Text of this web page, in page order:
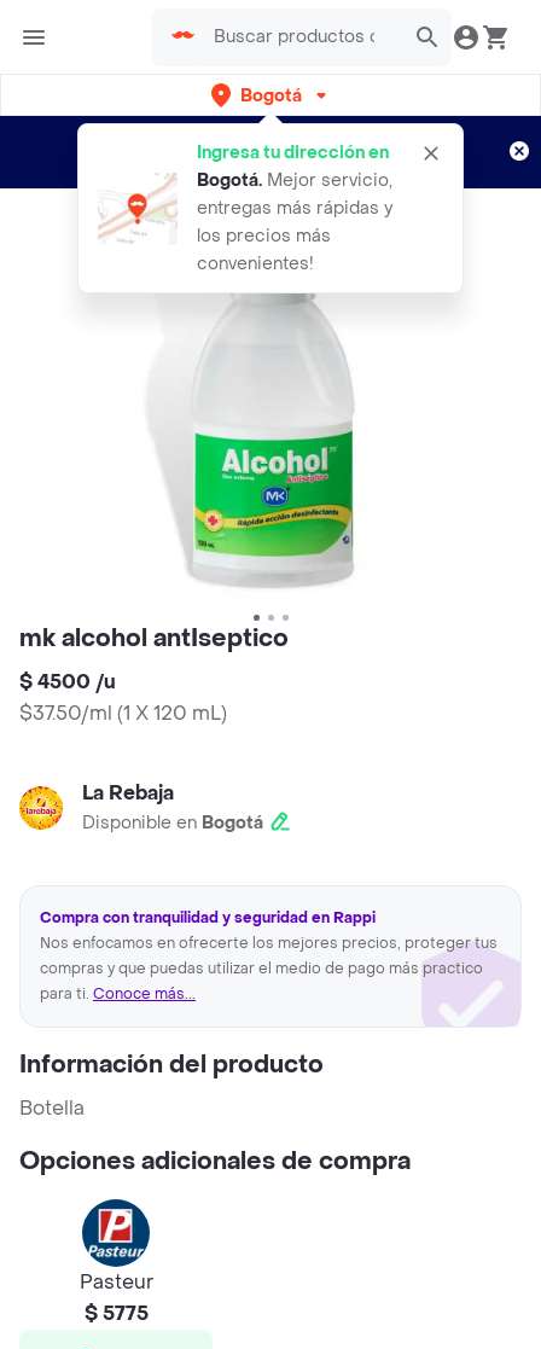
Bogotá
Ingresa tu dirección en
Bogotá. Mejor servicio,
entregas más rápidas y
los precios más
convenientes!
envíos gratis por semanas
Aplican TyC
mk alcohol antIseptico
$ 4500 /u
$37.50/ml (1 X 120 mL)
La Rebaja
Disponible en Bogotá
Compra con tranquilidad y seguridad en Rappi
Nos enfocamos en ofrecerte los mejores precios, proteger tus
compras y que puedas utilizar el medio de pago más practico
para ti. Conoce más...
Información del producto
Botella
Opciones adicionales de compra
Pasteur
$ 5775